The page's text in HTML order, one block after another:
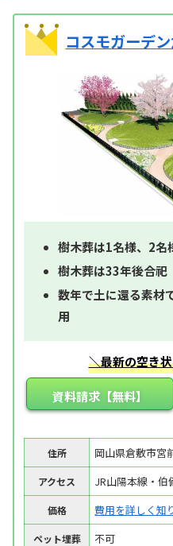
コスモガーデ
樹木葬は1名様、2名
樹木葬は33年後合祀
数年で土に還る素材
用
＼最新の空き
資料請求【無料】
住所 岡山県倉敷市宮
アクセス JR山陽本線・
価格 費用を詳しく知
ペット埋葬 不可